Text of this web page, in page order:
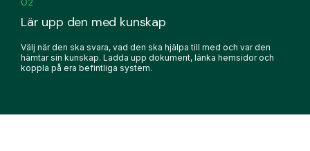
Lär upp den med kunskap
Välj när den ska svara, vad den ska hjälpa till med och var den
hämtar sin kunskap. Ladda upp dokument, länka hemsidor och
koppla på era befintliga system.